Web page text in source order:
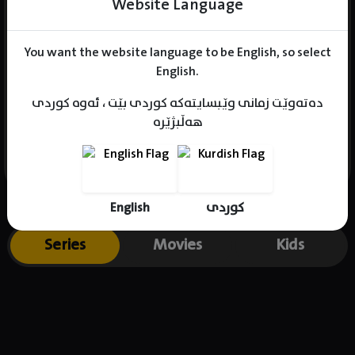
You want the website language to be English, so select
English.
دەتەوێت زمانی وێبسایتەکە کوردی بێت ، ئەوە کوردی
هەڵبژێرە
English کوردی
Name : Qilin Jiang
Born : 1985-04-02
Series Movies Kids